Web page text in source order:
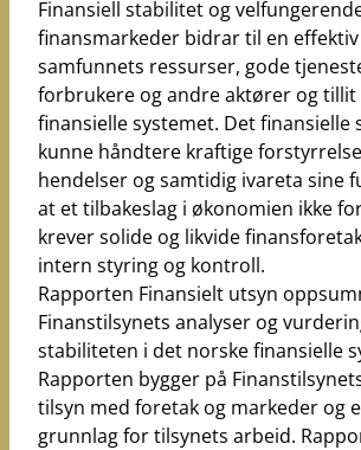
work_outlineJobb hos oss
dashboardInformasjon for investorer
notifications_noneAbonner på nyhetsvarsel
Finansiell stabilitet og
finansmarkeder bidrar til en
samfunnets ressurser, gode
forbrukere og andre aktører og
finansielle systemet. Det finansielle
kunne håndtere kraftige
hendelser og samtidig ivareta sine
at et tilbakeslag i økonomien ikke
krever solide og likvide
intern styring og kontroll.
Rapporten Finansielt utsyn
Finanstilsynets analyser og
stabiliteten i det norske finansielle
Rapporten bygger på
tilsyn med foretak og markeder og
grunnlag for tilsynets arbeid.